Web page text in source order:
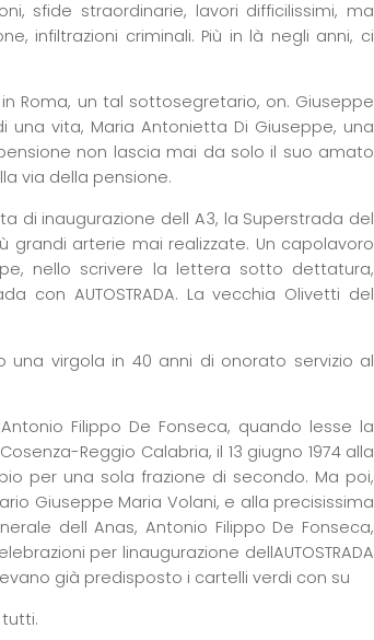
sfide straordinarie, lavori difficilissimi, ma
infiltrazioni criminali. Più in là negli anni, ci
Roma, un tal sottosegretario, on. Giuseppe
vita, Maria Antonietta Di Giuseppe, una
non lascia mai da solo il suo amato
via della pensione.
di inaugurazione dell A3, la Superstrada del
grandi arterie mai realizzate. Un capolavoro
nello scrivere la lettera sotto dettatura,
AUTOSTRADA. La vecchia Olivetti del
virgola in 40 anni di onorato servizio al
Filippo De Fonseca, quando lesse la
Reggio Calabria, il 13 giugno 1974 alla
per una sola frazione di secondo. Ma poi,
Giuseppe Maria Volani, e alla precisissima
dell Anas, Antonio Filippo De Fonseca,
per linaugurazione dellAUTOSTRADA
già predisposto i cartelli verdi con su